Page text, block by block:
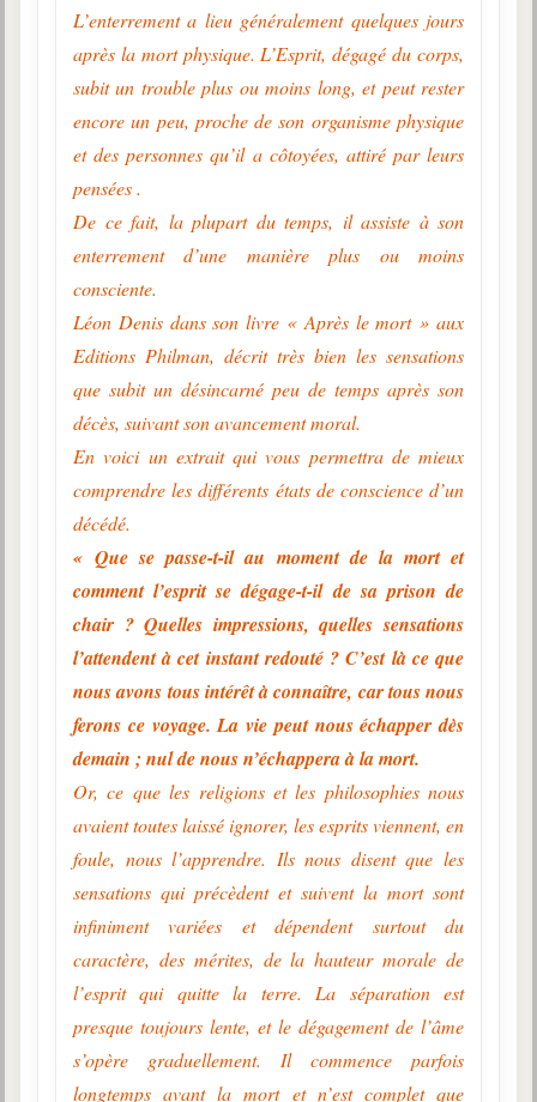
L’enterrement a lieu généralement quelques jours
après la mort physique. L’Esprit, dégagé du corps,
subit un trouble plus ou moins long, et peut rester
encore un peu, proche de son organisme physique
et des personnes qu’il a côtoyées, attiré par leurs
pensées .
De ce fait, la plupart du temps, il assiste à son
enterrement d’une manière plus ou moins
consciente.
Léon Denis dans son livre « Après le mort » aux
Editions Philman, décrit très bien les sensations
que subit un désincarné peu de temps après son
décès, suivant son avancement moral.
En voici un extrait qui vous permettra de mieux
comprendre les différents états de conscience d’un
décédé.
« Que se passe-t-il au moment de la mort et
comment l’esprit se dégage-t-il de sa prison de
chair ? Quelles impressions, quelles sensations
l’attendent à cet instant redouté ? C’est là ce que
nous avons tous intérêt à connaître, car tous nous
ferons ce voyage. La vie peut nous échapper dès
demain ; nul de nous n’échappera à la mort.
Or, ce que les religions et les philosophies nous
avaient toutes laissé ignorer, les esprits viennent, en
foule, nous l’apprendre. Ils nous disent que les
sensations qui précèdent et suivent la mort sont
infiniment variées et dépendent surtout du
caractère, des mérites, de la hauteur morale de
l’esprit qui quitte la terre. La séparation est
presque toujours lente, et le dégagement de l’âme
s’opère graduellement. Il commence parfois
longtemps avant la mort et n’est complet que